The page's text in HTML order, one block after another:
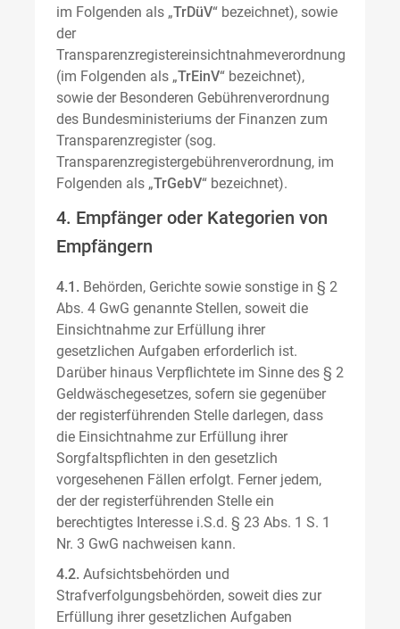
im Folgenden als „TrDüV“ bezeichnet), sowie
der
Transparenzregistereinsichtnahmeverordnung
(im Folgenden als „TrEinV“ bezeichnet),
sowie der Besonderen Gebührenverordnung
des Bundesministeriums der Finanzen zum
Transparenzregister (sog.
Transparenzregistergebührenverordnung, im
Folgenden als „TrGebV“ bezeichnet).
4. Empfänger oder Kategorien von
Empfängern
4.1. Behörden, Gerichte sowie sonstige in § 2
Abs. 4 GwG genannte Stellen, soweit die
Einsichtnahme zur Erfüllung ihrer
gesetzlichen Aufgaben erforderlich ist.
Darüber hinaus Verpflichtete im Sinne des § 2
Geldwäschegesetzes, sofern sie gegenüber
der registerführenden Stelle darlegen, dass
die Einsichtnahme zur Erfüllung ihrer
Sorgfaltspflichten in den gesetzlich
vorgesehenen Fällen erfolgt. Ferner jedem,
der der registerführenden Stelle ein
berechtigtes Interesse i.S.d. § 23 Abs. 1 S. 1
Nr. 3 GwG nachweisen kann.
4.2. Aufsichtsbehörden und
Strafverfolgungsbehörden, soweit dies zur
Erfüllung ihrer gesetzlichen Aufgaben